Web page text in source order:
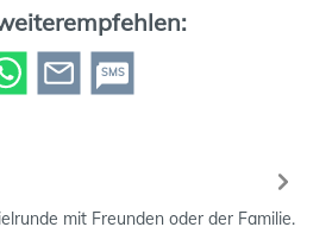
SMS
mit Freunden oder der Familie.